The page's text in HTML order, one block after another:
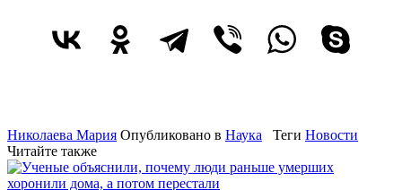
Николаева Мария Опубликовано в Наука Теги Новости
Читайте также